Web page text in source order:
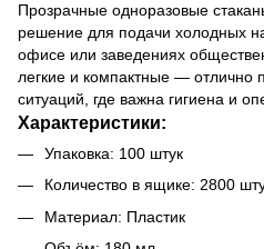
Прозрачные одноразовые
решение для подачи холодных
офисе или заведениях
легкие и компактные — отлично
ситуаций, где важна гигиена и
Характеристики:
Упаковка: 100 штук
Количество в ящике: 2800
Материал: Пластик